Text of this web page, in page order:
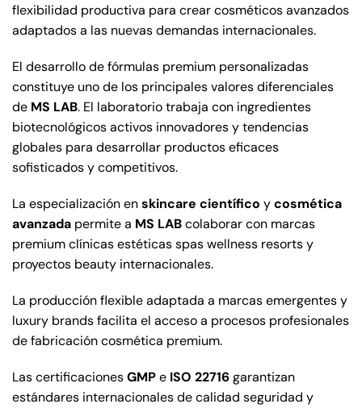
flexibilidad productiva para crear cosméticos avanzados
adaptados a las nuevas demandas internacionales.
El desarrollo de fórmulas premium personalizadas
constituye uno de los principales valores diferenciales
de MS LAB. El laboratorio trabaja con ingredientes
biotecnológicos activos innovadores y tendencias
globales para desarrollar productos eficaces
sofisticados y competitivos.
La especialización enskincare científico ycosmética
avanzada permite a MS LABcolaborar con marcas
premium clínicas estéticas spas wellness resorts y
proyectos beauty internacionales.
La producción flexible adaptada a marcas emergentes y
luxury brands facilita el acceso a procesos profesionales
de fabricación cosmética premium.
Las certificacionesGMPe ISO 22716garantizan
estándares internacionales de calidad seguridad y